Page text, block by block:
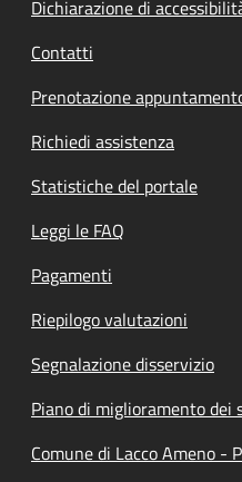
Dichiarazione di
Contatti
Prenotazione
Richiedi assistenza
Statistiche del portale
Leggi le FAQ
Pagamenti
Riepilogo valutazioni
Segnalazione disservizio
Piano di miglioramento dei
Comune di Lacco Ameno -